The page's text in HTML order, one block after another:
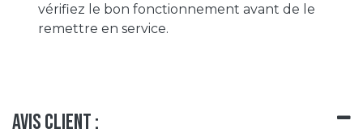
vérifiez le bon fonctionnement avant de le
remettre en service.
Avis client :